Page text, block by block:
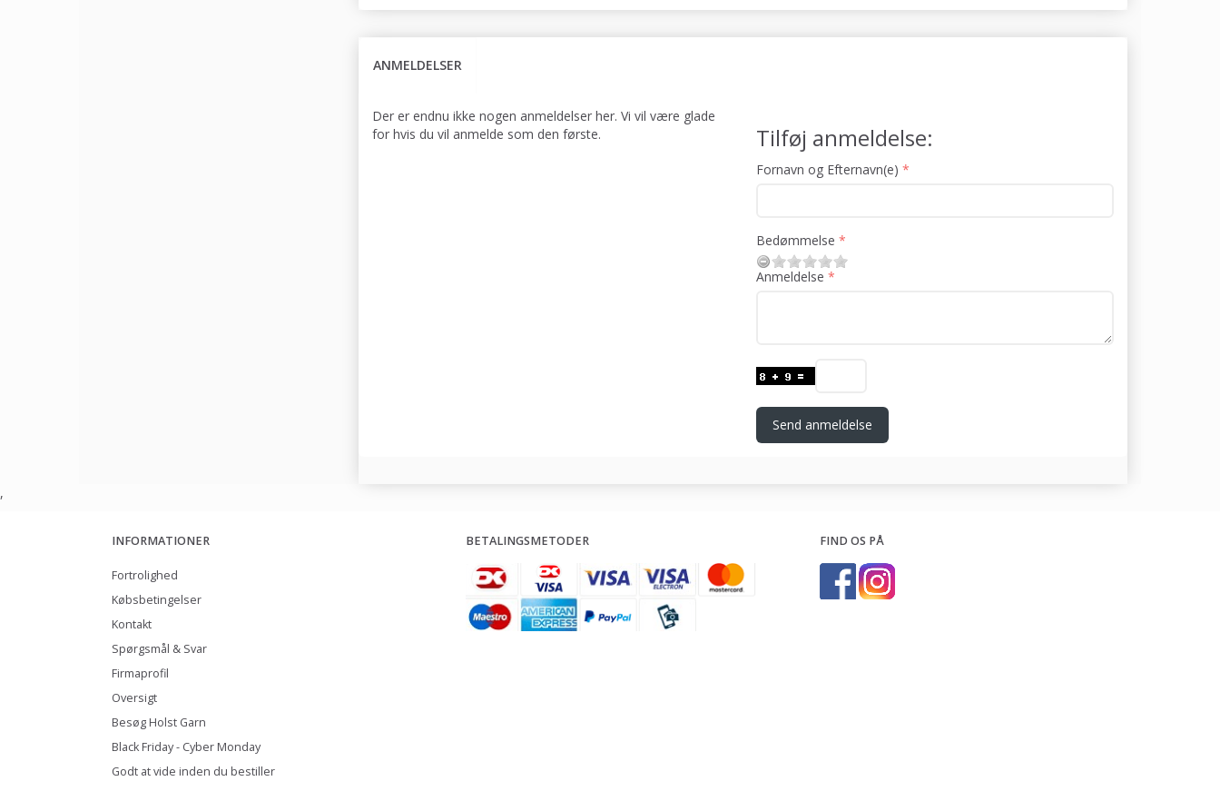
ANMELDELSER
Der er endnu ikke nogen anmeldelser her. Vi vil være glade
for hvis du vil anmelde som den første.
Tilføj anmeldelse:
Fornavn og Efternavn(e)
Bedømmelse
Anmeldelse
Send anmeldelse
,
INFORMATIONER
Fortrolighed
Købsbetingelser
Kontakt
Spørgsmål & Svar
Firmaprofil
Oversigt
Besøg Holst Garn
Black Friday - Cyber Monday
Godt at vide inden du bestiller
BETALINGSMETODER FIND OS PÅ